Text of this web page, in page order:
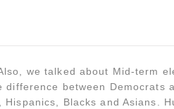
we talked about Mid-term
between Democrats
Hispanics, Blacks and Asians.